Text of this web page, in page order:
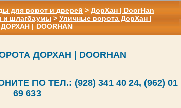
для ворот и дверей>ДорХан | DoorHan
и шлагбаумы>Уличные ворота ДорХан |
| DOORHAN
ДОРХАН | DOORHAN
ПО ТЕЛ.: (928) 341 40 24, (962) 01
69 633